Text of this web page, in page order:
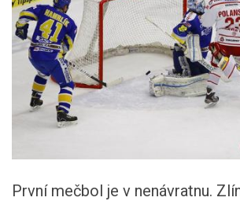
První mečbol je v nenávratnu.